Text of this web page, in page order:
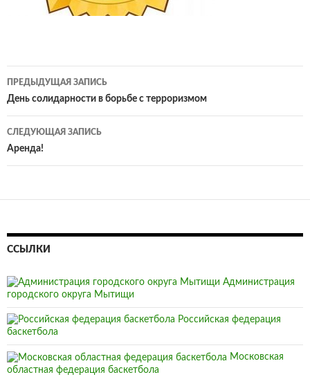
Навигация
по
записям
ПРЕДЫДУЩАЯ ЗАПИСЬ
День солидарности в борьбе с терроризмом
СЛЕДУЮЩАЯ ЗАПИСЬ
Аренда!
ССЫЛКИ
Администрация
городского округа Мытищи
Российская федерация
баскетбола
Московская
областная федерация баскетбола